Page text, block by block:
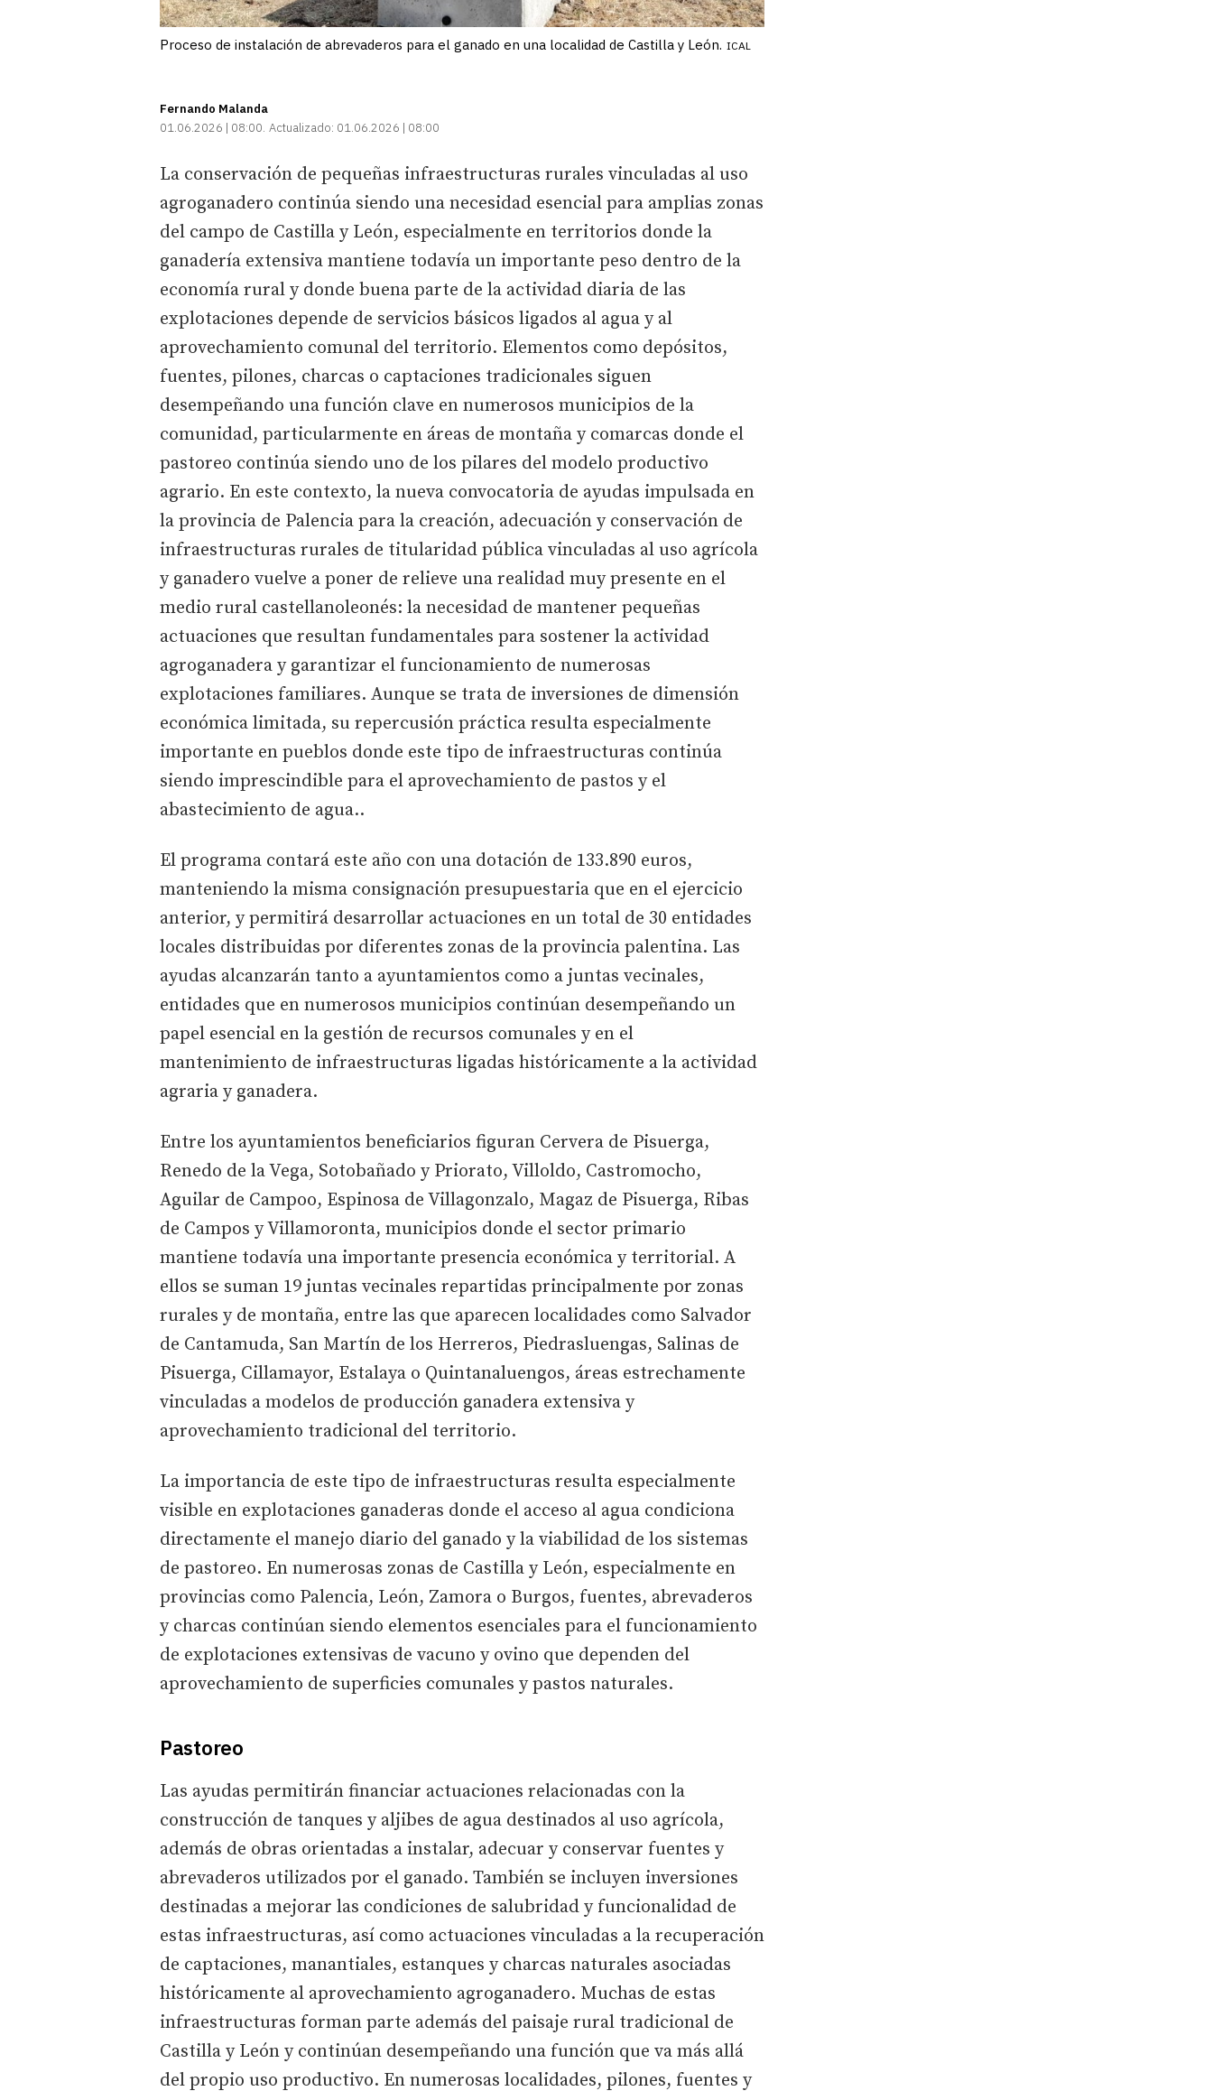
Proceso de instalación de abrevaderos para el ganado en una localidad de Castilla y León. ICAL
Fernando Malanda
01.06.2026 | 08:00 Actualizado: 01.06.2026 | 08:00
La conservación de pequeñas infraestructuras rurales vinculadas al uso
agroganadero continúa siendo una necesidad esencial para amplias zonas
del campo de Castilla y León, especialmente en territorios donde la
ganadería extensiva mantiene todavía un importante peso dentro de la
economía rural y donde buena parte de la actividad diaria de las
explotaciones depende de servicios básicos ligados al agua y al
aprovechamiento comunal del territorio. Elementos como depósitos,
fuentes, pilones, charcas o captaciones tradicionales siguen
desempeñando una función clave en numerosos municipios de la
comunidad, particularmente en áreas de montaña y comarcas donde el
pastoreo continúa siendo uno de los pilares del modelo productivo
agrario. En este contexto, la nueva convocatoria de ayudas impulsada en
la provincia de Palencia para la creación, adecuación y conservación de
infraestructuras rurales de titularidad pública vinculadas al uso agrícola
y ganadero vuelve a poner de relieve una realidad muy presente en el
medio rural castellanoleonés: la necesidad de mantener pequeñas
actuaciones que resultan fundamentales para sostener la actividad
agroganadera y garantizar el funcionamiento de numerosas
explotaciones familiares. Aunque se trata de inversiones de dimensión
económica limitada, su repercusión práctica resulta especialmente
importante en pueblos donde este tipo de infraestructuras continúa
siendo imprescindible para el aprovechamiento de pastos y el
abastecimiento de agua..
El programa contará este año con una dotación de 133.890 euros,
manteniendo la misma consignación presupuestaria que en el ejercicio
anterior, y permitirá desarrollar actuaciones en un total de 30 entidades
locales distribuidas por diferentes zonas de la provincia palentina. Las
ayudas alcanzarán tanto a ayuntamientos como a juntas vecinales,
entidades que en numerosos municipios continúan desempeñando un
papel esencial en la gestión de recursos comunales y en el
mantenimiento de infraestructuras ligadas históricamente a la actividad
agraria y ganadera.
Entre los ayuntamientos beneficiarios figuran Cervera de Pisuerga,
Renedo de la Vega, Sotobañado y Priorato, Villoldo, Castromocho,
Aguilar de Campoo, Espinosa de Villagonzalo, Magaz de Pisuerga, Ribas
de Campos y Villamoronta, municipios donde el sector primario
mantiene todavía una importante presencia económica y territorial. A
ellos se suman 19 juntas vecinales repartidas principalmente por zonas
rurales y de montaña, entre las que aparecen localidades como Salvador
de Cantamuda, San Martín de los Herreros, Piedrasluengas, Salinas de
Pisuerga, Cillamayor, Estalaya o Quintanaluengos, áreas estrechamente
vinculadas a modelos de producción ganadera extensiva y
aprovechamiento tradicional del territorio.
La importancia de este tipo de infraestructuras resulta especialmente
visible en explotaciones ganaderas donde el acceso al agua condiciona
directamente el manejo diario del ganado y la viabilidad de los sistemas
de pastoreo. En numerosas zonas de Castilla y León, especialmente en
provincias como Palencia, León, Zamora o Burgos, fuentes, abrevaderos
y charcas continúan siendo elementos esenciales para el funcionamiento
de explotaciones extensivas de vacuno y ovino que dependen del
aprovechamiento de superficies comunales y pastos naturales.
Pastoreo
Las ayudas permitirán financiar actuaciones relacionadas con la
construcción de tanques y aljibes de agua destinados al uso agrícola,
además de obras orientadas a instalar, adecuar y conservar fuentes y
abrevaderos utilizados por el ganado. También se incluyen inversiones
destinadas a mejorar las condiciones de salubridad y funcionalidad de
estas infraestructuras, así como actuaciones vinculadas a la recuperación
de captaciones, manantiales, estanques y charcas naturales asociadas
históricamente al aprovechamiento agroganadero. Muchas de estas
infraestructuras forman parte además del paisaje rural tradicional de
Castilla y León y continúan desempeñando una función que va más allá
del propio uso productivo. En numerosas localidades, pilones, fuentes y